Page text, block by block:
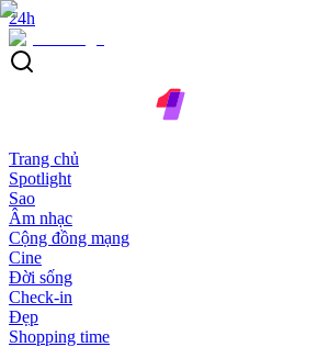
24h
Trang chủ
Spotlight
Sao
Âm nhạc
Cộng đồng mạng
Cine
Đời sống
Check-in
Đẹp
Shopping time